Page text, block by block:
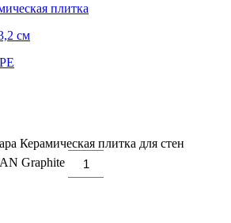
плитка
см
Керамическая плитка для стен
Graphite